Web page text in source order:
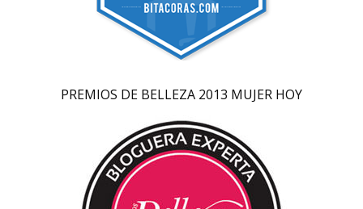
PREMIOS DE BELLEZA 2013 MUJER HOY